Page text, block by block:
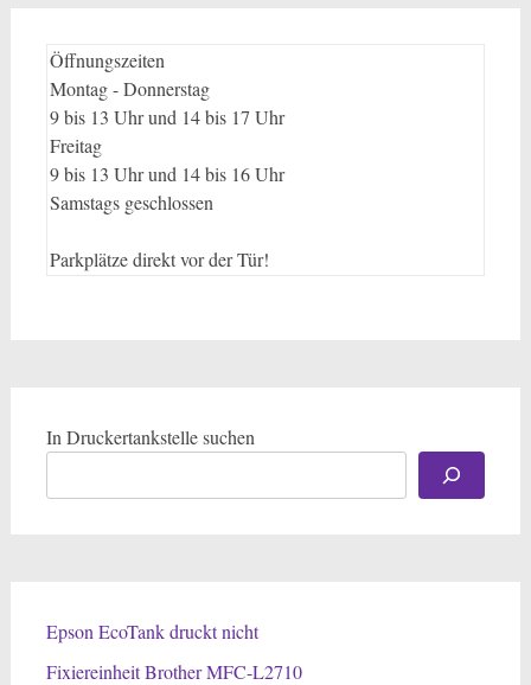
Öffnungszeiten
Montag - Donnerstag
9 bis 13 Uhr und 14 bis 17 Uhr
Freitag
9 bis 13 Uhr und 14 bis 16 Uhr
Samstags geschlossen
Parkplätze direkt vor der Tür!
In Druckertankstelle suchen
Epson EcoTank druckt nicht
Fixiereinheit Brother MFC-L2710